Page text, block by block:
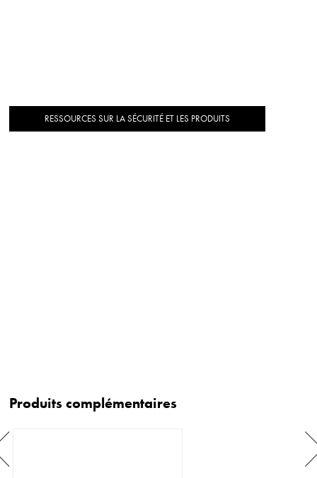
RESSOURCES SUR LA SÉCURITÉ ET LES PRODUITS
Produits complémentaires